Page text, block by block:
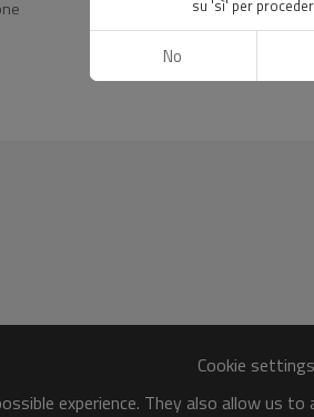
Cookie settings
experience. They also allow us
su 'sì' per
No